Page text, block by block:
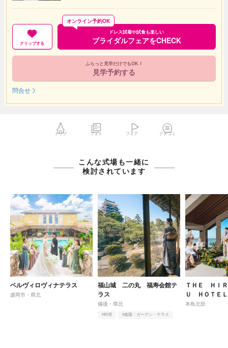
クリップする
ドレス試着や試食も楽しい
ブライダルフェアをCHECK
オンライン予約OK
ふらっと見学だけでもOK！
見学予約する
問合せ
トップ フォト フェア クチコミ
こんな式場も一緒に
検討されています
ベルヴィロヴィナテラス
盛岡市・県北
福山城 二の丸 福寿会館テ
ラス
備後・県北
#料理
#庭園・ガーデン・テラス
ＴＨＥ ＨＩ
Ｕ ＨＯＴＥ
ＲＴＳ 宜野座
本島北部